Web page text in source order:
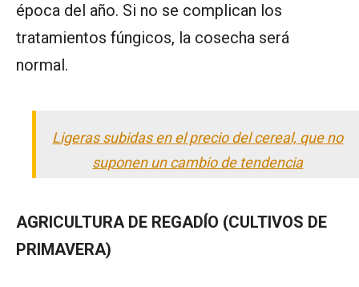
época del año. Si no se complican los
tratamientos fúngicos, la cosecha será
normal.
Ligeras subidas en el precio del cereal, que no
suponen un cambio de tendencia
AGRICULTURA DE REGADÍO (CULTIVOS DE
PRIMAVERA)